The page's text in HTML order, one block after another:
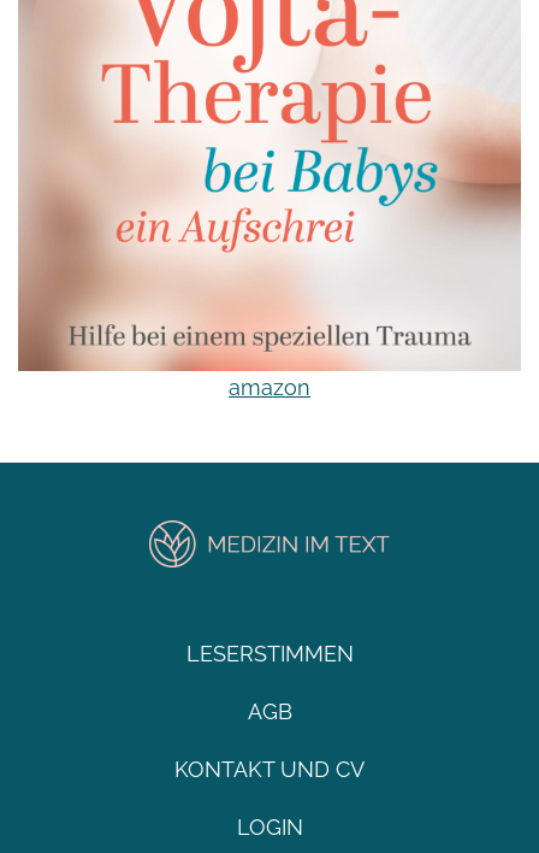
amazon
LESERSTIMMEN
AGB
KONTAKT UND CV
LOGIN